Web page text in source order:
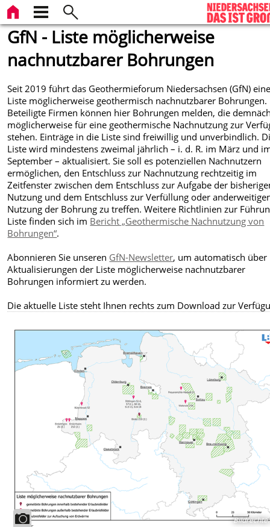
GfN - Liste möglicherweise
nachnutzbarer Bohrungen
Seit 2019 führt das Geothermieforum Niedersachsen (GfN)
Liste möglicherweise geothermisch nachnutzbarer Bohrungen.
Beteiligte Firmen können hier Bohrungen melden, die
möglicherweise für eine geothermische Nachnutzung zur
stehen. Einträge in die Liste sind freiwillig und unverbindlich.
Liste wird mindestens zweimal jährlich – i. d. R. im März und
September – aktualisiert. Sie soll es potenziellen Nachnutzern
ermöglichen, den Entschluss zur Nachnutzung rechtzeitig im
Zeitfenster zwischen dem Entschluss zur Aufgabe der
Nutzung und dem Entschluss zur Verfüllung oder
Nutzung der Bohrung zu treffen. Weitere Richtlinien zur
Liste finden sich im Bericht „Geothermische Nachnutzung von
Bohrungen“.
Abonnieren Sie unseren GfN-Newsletter, um automatisch über
Aktualisierungen der Liste möglicherweise nachnutzbarer
Bohrungen informiert zu werden.
Die aktuelle Liste steht Ihnen rechts zum Download zur
Bildrechte: